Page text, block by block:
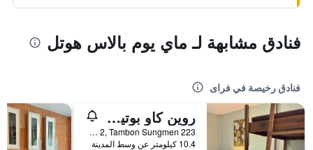
فنادق مشابهة لـ ماي يوم بالاس هوتل
فنادق رخيصة في فراى
روين كاو بوتيك ريزورت
223 Moo 2, Tambon Sungmen, فراى, تايلاند
10.4 كيلومتر عن وسط المدينة